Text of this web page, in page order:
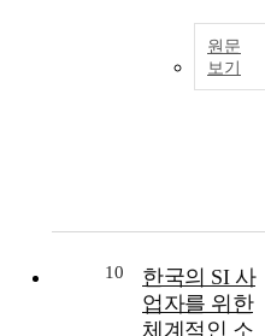
supplemental
could be done by
structured and
intentional
“conversations”
adopting a
holistic, systems
perspective to
can greywater
treatment
technologies and
원문
보기
10
한국의 SI 사
업자를 위한
체계적인 소